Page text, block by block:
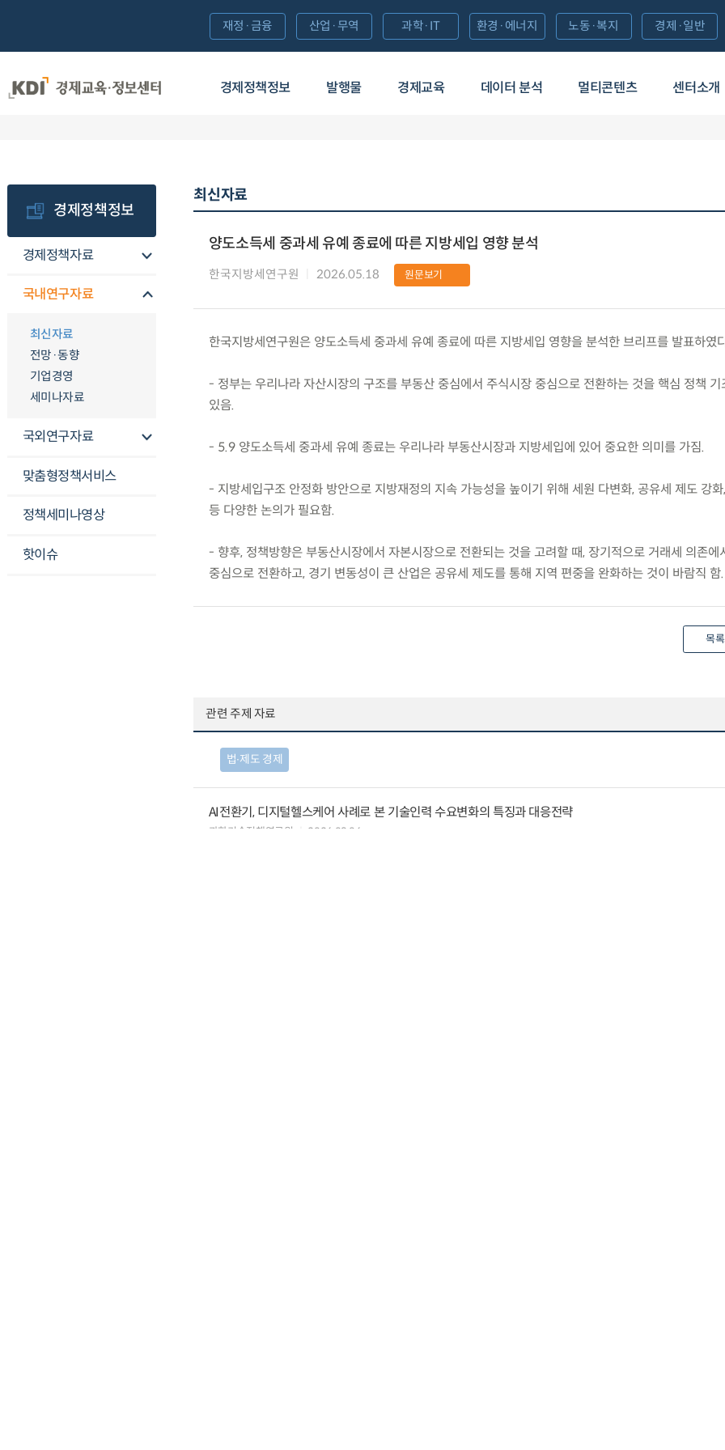
경제정책정보 발행물 경제교육 데이터 분석 멀티콘텐츠 센터소개
재정·금융 산업·무역 과학·IT 환경·에너지 노동·복지 경제·일반
경제정책정보
경제정책자료
국내연구자료
최신자료
전망·동향
기업경영
세미나자료
국외연구자료
맞춤형정책서비스
정책세미나영상
핫이슈
최신자료
양도소득세 중과세 유예 종료에 따른 지방세입 영향 분석
한국지방세연구원 2026.05.18 원문보기
한국지방세연구원은 양도소득세 중과세 유예 종료에 따른 지방세입 영향을 분석한 브리프를 발표하였
- 정부는 우리나라 자산시장의 구조를 부동산 중심에서 주식시장 중심으로 전환하는 것을 핵심 정책 기
있음.
- 5.9 양도소득세 중과세 유예 종료는 우리나라 부동산시장과 지방세입에 있어 중요한 의미를 가짐.
- 지방세입구조 안정화 방안으로 지방재정의 지속 가능성을 높이기 위해 세원 다변화, 공유세 제도 강
등 다양한 논의가 필요함.
- 향후, 정책방향은 부동산시장에서 자본시장으로 전환되는 것을 고려할 때, 장기적으로 거래세 의존에
중심으로 전환하고, 경기 변동성이 큰 산업은 공유세 제도를 통해 지역 편중을 완화하는 것이 바람직 함.
목
관련 주제 자료
법∙제도 경제
AI전환기, 디지털헬스케어 사례로 본 기술인력 수요변화의 특징과 대응전략
과학기술정책연구원 2026.08.06